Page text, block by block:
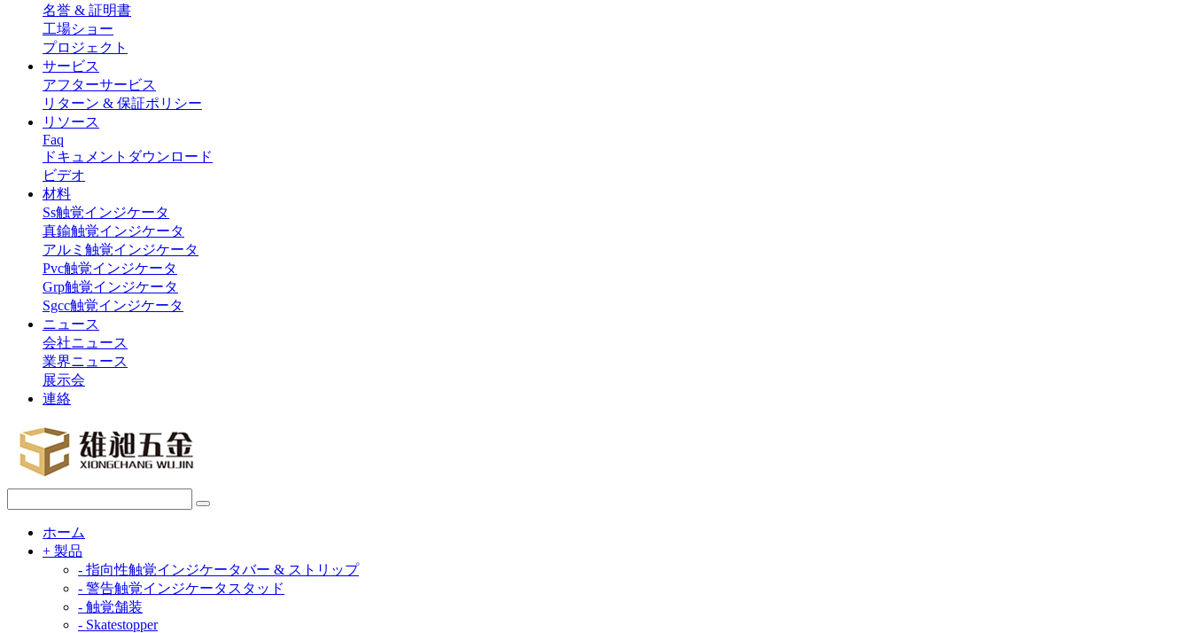
名誉 & 証明書
工場ショー
プロジェクト
サービス
アフターサービス
リターン & 保証ポリシー
リソース
Faq
ドキュメントダウンロード
ビデオ
材料
Ss触覚インジケータ
真鍮触覚インジケータ
アルミ触覚インジケータ
Pvc触覚インジケータ
Grp触覚インジケータ
Sgcc触覚インジケータ
ニュース
会社ニュース
業界ニュース
展示会
連絡
ホーム
+ 製品
- 指向性触覚インジケータバー & ストリップ
- 警告触覚インジケータスタッド
- 触覚舗装
- Skatestopper